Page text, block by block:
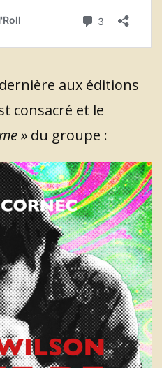
aux éditions
consacré et le
» du groupe :